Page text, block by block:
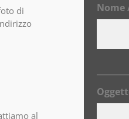
di
al
Nome